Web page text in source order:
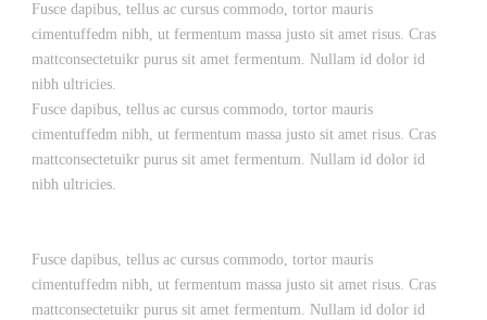
Fusce dapibus, tellus ac cursus commodo, tortor mauris
cimentuffedm nibh, ut fermentum massa justo sit amet risus. Cras
mattconsectetuikr purus sit amet fermentum. Nullam id dolor id
nibh ultricies.
Fusce dapibus, tellus ac cursus commodo, tortor mauris
cimentuffedm nibh, ut fermentum massa justo sit amet risus. Cras
mattconsectetuikr purus sit amet fermentum. Nullam id dolor id
nibh ultricies.
Fusce dapibus, tellus ac cursus commodo, tortor mauris
cimentuffedm nibh, ut fermentum massa justo sit amet risus. Cras
mattconsectetuikr purus sit amet fermentum. Nullam id dolor id